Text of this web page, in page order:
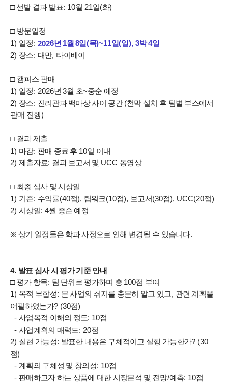
□ 선발 결과 발표: 10월 21일(화)
□ 방문일정
1) 일정: 2026년 1월 8일(목)~11일(일), 3박4일
2) 장소: 대만, 타이베이
□ 캠퍼스 판매
1) 일정: 2026년3월 초~중순 예정
2) 장소: 진리관과 백마상 사이 공간(천막 설치 후 팀별 부스에서
판매 진행)
□ 결과 제출
1) 마감: 판매 종료 후 10일 이내
2) 제출자료: 결과 보고서 및 UCC 동영상
□ 최종 심사 및 시상일
1) 기준: 수익률(40점), 팀워크(10점), 보고서(30점), UCC(20점)
2) 시상일: 4월 중순 예정
※ 상기 일정들은 학과 사정으로 인해 변경될 수 있습니다.
4. 발표 심사 시 평가 기준 안내
□ 평가 항목: 팀 단위로 평가하며 총 100점 부여
1) 목적 부합성: 본 사업의 취지를 충분히 알고 있고, 관련 계획을
어필하였는가? (30점)
- 사업목적 이해의 정도: 10점
- 사업계획의 매력도: 20점
2) 실현 가능성: 발표한 내용은 구체적이고 실행 가능한가? (30
점)
- 계획의 구체성 및 창의성: 10점
- 판매하고자 하는 상품에 대한 시장분석 및 전망/예측: 10점